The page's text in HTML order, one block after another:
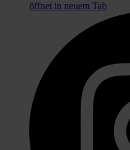
öffnet in neuem Tab